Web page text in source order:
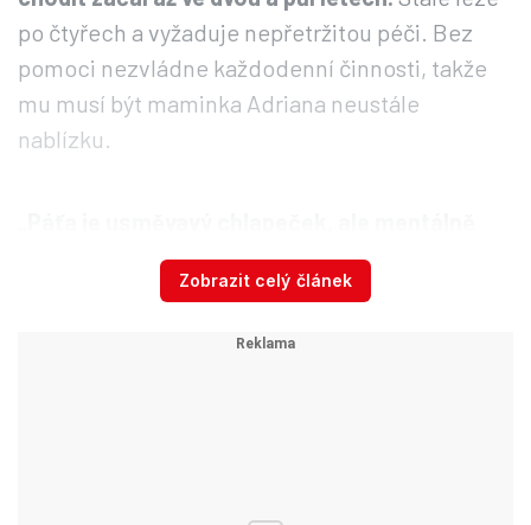
po čtyřech a vyžaduje nepřetržitou péči. Bez
pomoci nezvládne každodenní činnosti, takže
mu musí být maminka Adriana neustále
nablízku.
odpovídá 12 až 15měsíčnímu dítěti ve svých
čtyřech a půl letech. Neumí si ani sednout
Zobrazit celý článek